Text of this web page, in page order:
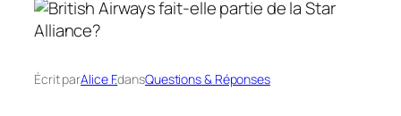
Écrit parAlice F.dansQuestions & Réponses